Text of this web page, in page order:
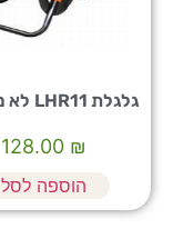
גלגלת LHR11 לא מורכבת
₪
128.00
הוספה לסל